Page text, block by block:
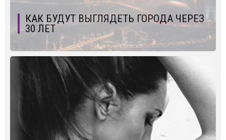
КАК БУДУТ ВЫГЛЯДЕТЬ ГОРОДА ЧЕРЕЗ
30 ЛЕТ